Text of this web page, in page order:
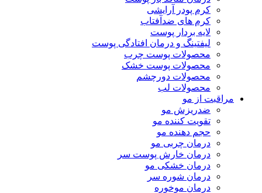
کرم پودر آرایشی
کرم های ضدآفتاب
لایه بردار پوست
لیفتینگ و درمان افتادگی پوست
محصولات پوست چرب
محصولات پوست خشک
محصولات دورچشم
محصولات لب
مراقبت از مو
ضدریزش مو
تقویت کننده مو
حجم دهنده مو
درمان چربی مو
درمان خارش پوست سر
درمان خشکی مو
درمان شوره سر
درمان موخوره